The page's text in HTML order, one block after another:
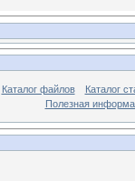
Каталог файлов
Каталог
Полезная